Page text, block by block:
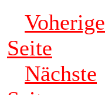
Voherige
Seite
Nächste